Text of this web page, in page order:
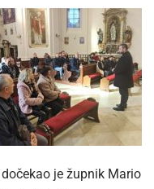
dočekao je župnik Mario